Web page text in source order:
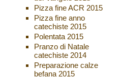
Pizza fine ACR 2015
Pizza fine anno
catechiste 2015
Polentata 2015
Pranzo di Natale
catechiste 2014
Preparazione calze
befana 2015